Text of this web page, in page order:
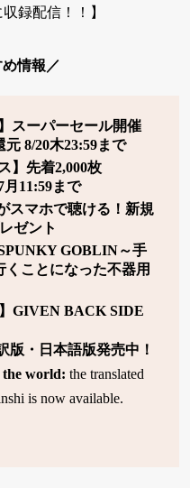
録配信！！】
情報／
スーパーセール開催
8/20木23:59まで
】先着2,000枚
11:59まで
スマホで聴ける！新規
ゼント
GOBLIN～手
ことになった不器用
】GIVEN BACK SIDE
版・日本語版発売中！
the world: the translated
is now available.